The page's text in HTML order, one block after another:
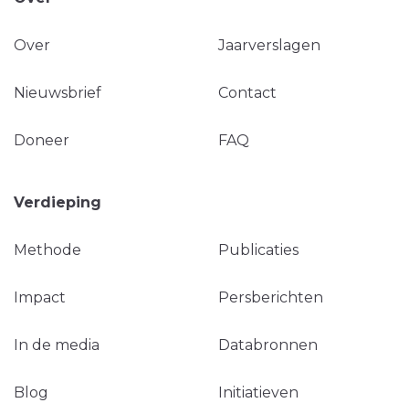
Over Jaarverslagen
Nieuwsbrief Contact
Doneer FAQ
Verdieping
Methode Publicaties
Impact Persberichten
In de media Databronnen
Blog Initiatieven